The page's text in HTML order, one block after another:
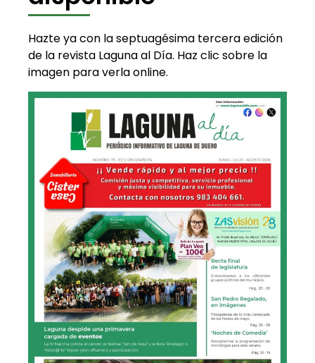
Hazte ya con la septuagésima tercera edición
de la revista Laguna al Día. Haz clic sobre la
imagen para verla online.